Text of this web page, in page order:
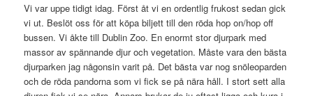
Vi var uppe tidigt idag. Först åt vi en ordentlig frukost sedan gick
vi ut. Beslöt oss för att köpa biljett till den röda hop on/hop off
bussen. Vi åkte till Dublin Zoo. En enormt stor djurpark med
massor av spännande djur och vegetation. Måste vara den bästa
djurparken jag någonsin varit på. Det bästa var nog snöleoparden
och de röda pandorna som vi fick se på nära håll. I stort sett alla